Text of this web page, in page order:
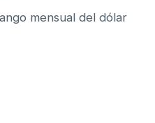
mensual del dólar